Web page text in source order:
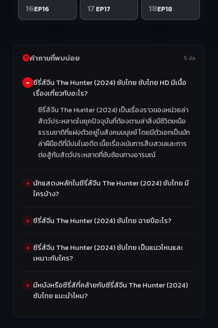
16EP16 17 EP17 18EP18
คำถามที่พบบ่อย 5 ข้อ
ซีรี่ส์จีน The Hunter (2024) ซับไทย ซับไทย HD มีเนื้อ
เรื่องเกี่ยวกับอะไร?
ซีรี่ส์จีน The Hunter (2024) เป็นเรื่องราวของหน่วยล่า
สัตว์ประหลาดในยุคปัจจุบันที่ต้องตามล่าสิ่งมีชีวิตเหนือ
ธรรมชาติที่แฝงตัวอยู่ในสังคมมนุษย์ โดยมีตัวเอกเป็นนัก
ล่าฝีมือดีที่มีปมในอดีต เนื้อเรื่องเน้นการสืบสวนและการ
ต่อสู้กับสัตว์ประหลาดที่ซับซ้อนทางอารมณ์
นักแสดงหลักในซีรี่ส์จีน The Hunter (2024) ซับไทย มี
ใครบ้าง?
ซีรี่ส์จีน The Hunter (2024) ซับไทย ฉายปีอะไร?
ซีรี่ส์จีน The Hunter (2024) ซับไทย เป็นแนวไหนและ
เหมาะกับใคร?
มีหนังหรือซีรี่ส์ที่คล้ายกับซีรี่ส์จีน The Hunter (2024)
ซับไทย แนะนำไหม?